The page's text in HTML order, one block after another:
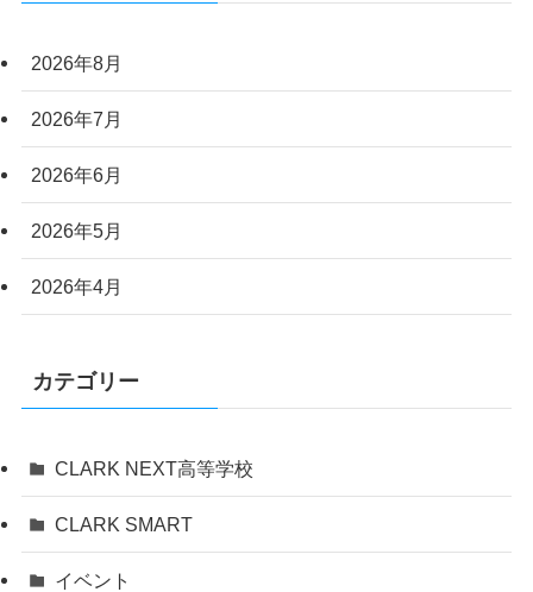
2026年8月
2026年7月
2026年6月
2026年5月
2026年4月
カテゴリー
CLARK NEXT高等学校
CLARK SMART
イベント